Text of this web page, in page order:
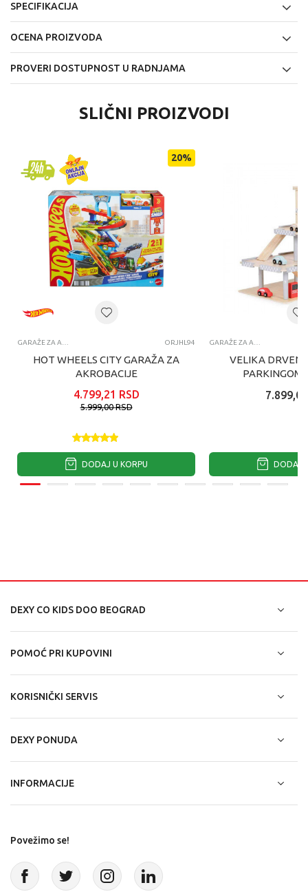
SPECIFIKACIJA
OCENA PROIZVODA
PROVERI DOSTUPNOST U RADNJAMA
SLIČNI PROIZVODI
20%
GARAŽE ZA AUTIĆE ORJHL94
HOT WHEELS CITY GARAŽA ZA
AKROBACIJE
4.799,21 RSD
5.999,00RSD
DODAJ U KORPU
GARAŽE ZA AUTIĆE
VELIKA
PARKINGOM
7.899,00
DODAJ
DEXY CO KIDS DOO BEOGRAD
POMOĆ PRI KUPOVINI
KORISNIČKI SERVIS
DEXY PONUDA
INFORMACIJE
Povežimo se!